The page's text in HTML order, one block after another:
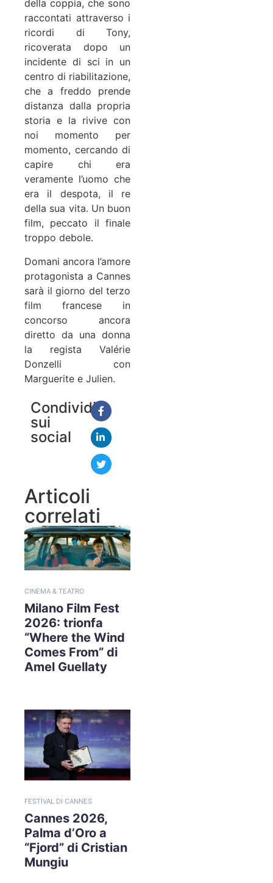
della coppia, che sono
raccontati attraverso i
ricordi di Tony,
ricoverata dopo un
incidente di sci in un
centro di riabilitazione,
che a freddo prende
distanza dalla propria
storia e la rivive con
noi momento per
momento, cercando di
capire chi era
veramente l’uomo che
era il despota, il re
della sua vita. Un buon
film, peccato il finale
troppo debole.
Domani ancora l’amore
protagonista a Cannes
sarà il giorno del terzo
film francese in
concorso ancora
diretto da una donna
la regista Valérie
Donzelli con
Marguerite e Julien.
Condividi
sui
social
Articoli
correlati
CINEMA & TEATRO
Milano Film Fest
2026: trionfa
“Where the Wind
Comes From” di
Amel Guellaty
FESTIVAL DI CANNES
Cannes 2026,
Palma d’Oro a
“Fjord” di Cristian
Mungiu